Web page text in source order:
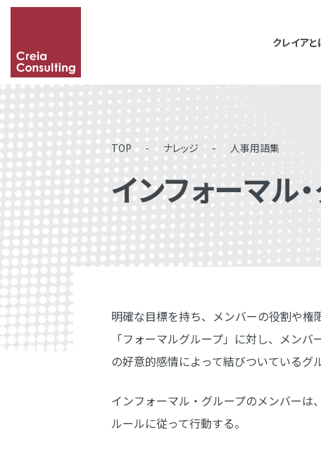
クレイアと
TOP ナレッジ 人事用語集
インフォーマル
明確な目標を持ち、メンバーの役割や
「フォーマルグループ」に対し、メン
の好意的感情によって結びついているグ
インフォーマル・グループのメンバー
ルールに従って行動する。